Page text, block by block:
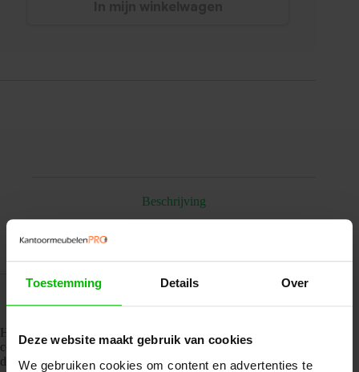
Toestemming Details Over
Deze website maakt gebruik van cookies
We gebruiken cookies om content en advertenties te
Beschrijving
Het elektrische zit-sta wingbureau van Kantoormeubelen.PRO
combineert een luxe uitstraling met slimme ergonomie. Dankzij de
dubbele motoren verstel je het bureau snel en stil van zit- naar